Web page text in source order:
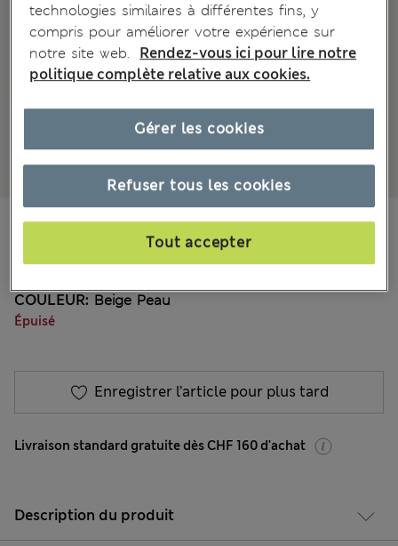
CHF50.90
Tous les prix incluent les taxes et les frais de douanes
COULEUR: Beige Peau
Épuisé
Enregistrer l’article pour plus tard
Livraison standard gratuite dès CHF 160 d'achat
Description du produit
technologies similaires à différentes fins, y
compris pour améliorer votre expérience sur
notre site web.
Rendez-vous ici pour lire notre
politique complète relative aux cookies.
Refuser tous les cookies
Tout accepter
Gérer les cookies